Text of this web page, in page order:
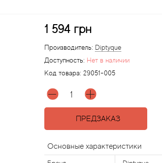
1 594 грн
Производитель: Diptyque
Доступность: Нет в наличии
Код товара: 29051-005
ПРЕДЗАКАЗ
Основные характеристики